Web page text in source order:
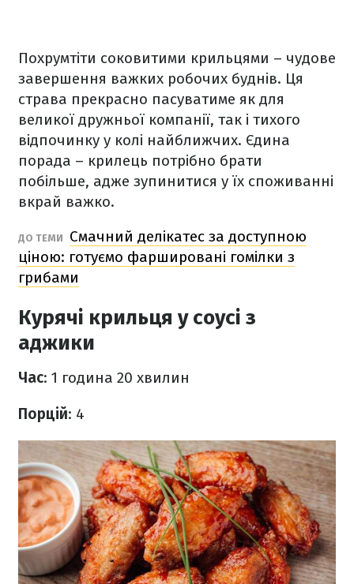
Похрумтіти соковитими крильцями – чудове
завершення важких робочих буднів. Ця
страва прекрасно пасуватиме як для
великої дружньої компанії, так і тихого
відпочинку у колі найближчих. Єдина
порада – крилець потрібно брати
побільше, адже зупинитися у їх споживанні
вкрай важко.
ДО ТЕМИ
Смачний делікатес за доступною
ціною: готуємо фаршировані гомілки з
грибами
Курячі крильця у соусі з
аджики
Час: 1 година 20 хвилин
Порцій: 4